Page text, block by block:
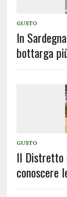
GUSTO
In
bottarga
GUSTO
Il Distretto
conoscere